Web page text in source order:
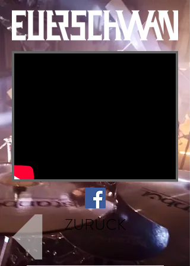
ZURÜCK